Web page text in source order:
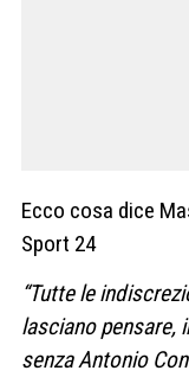
Ecco cosa dice
Sport 24
“Tutte le
lasciano pensare,
senza Antonio